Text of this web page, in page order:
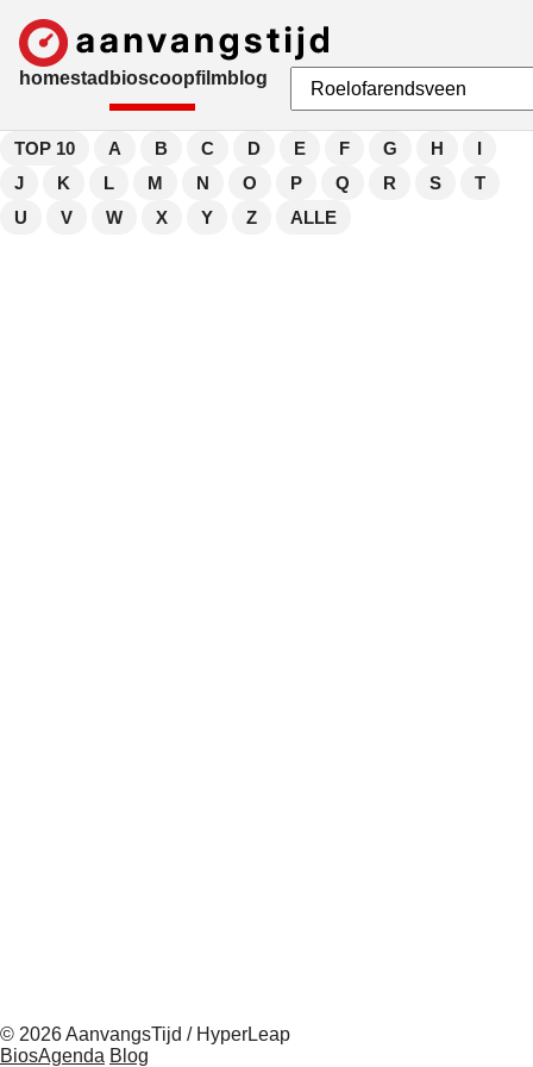
homestad bioscoopfilmblog
TOP 10 A B C D E F G H
I
J
K L M N O P Q R S
T
U
V W X Y Z ALLE
© 2026 AanvangsTijd / HyperLeap
BiosAgenda Blog